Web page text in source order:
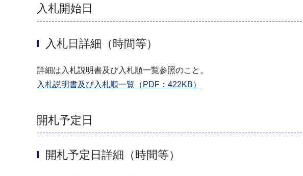
入札開始日
入札日詳細（時間等）
詳細は入札説明書及び入札順一覧参照のこと。
入札説明書及び入札順一覧（PDF：422KB）
開札予定日
開札予定日詳細（時間等）